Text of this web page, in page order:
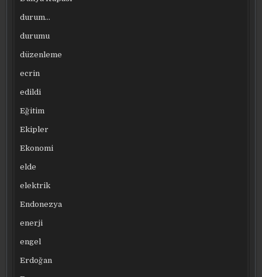
durum…
durumu
düzenleme
ecrin
edildi
Eğitim
Ekipler
Ekonomi
elde
elektrik
Endonezya
enerji
engel
Erdoğan